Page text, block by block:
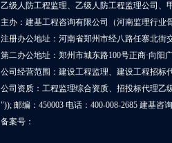
乙级人防工程监理、乙级人防工程监理公司、
主办：建基工程咨询有限公司（河南监理行业
注册办公地址：河南省郑州市经八路任寨北街
第二办公地址：郑州市城东路100号正商·向阳
公司经营范围：建设工程监理、建设工程招标
公司资质：工程监理综合资质、招投标代理乙
")); 邮编：450003 电话：400-008-2685 建基咨
备案号：